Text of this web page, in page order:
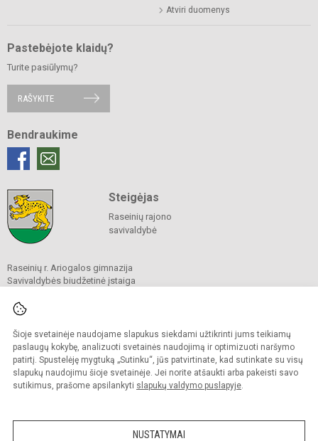
Šioje svetainėje naudojame slapukus siekdami užtikrinti jums teikiamų
paslaugų kokybę, analizuoti svetainės naudojimą ir optimizuoti naršymo
patirtį. Spustelėję mygtuką „Sutinku“, jūs patvirtinate, kad sutinkate su visų
slapukų naudojimu šioje svetainėje. Jei norite atšaukti arba pakeisti savo
sutikimus, prašome apsilankyti slapukų valdymo puslapyje.
NUSTATYMAI
Atviri duomenys
Pastebėjote klaidų?
Turite pasiūlymų?
RAŠYKITE
Bendraukime
Steigėjas
Raseinių rajono
savivaldybė
Raseinių r. Ariogalos gimnazija
Savivaldybės biudžetinė įstaiga
Tel.(0 428) 50 241
El. p.
Duomenys kaupiami ir saugomi
Juridinių asmenų registre
Įmonės kodas 290104730
Kopijuoti turinį be raštiško gimnazijos sutikimo griežtai draudžiama.
Prieinamumo paraiška Slapukų valdymas